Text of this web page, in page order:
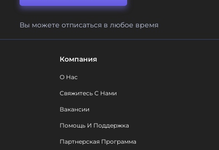
Вы можете отписаться в любое время
Компания
О Нас
Свяжитесь С Нами
Вакансии
Помощь И Поддержка
Партнерская Программа